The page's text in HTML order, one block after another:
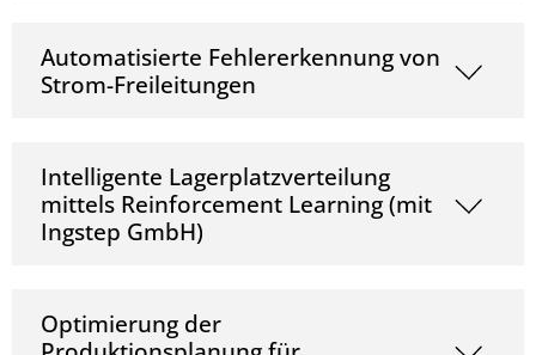
Automatisierte Fehlererkennung von
Strom-Freileitungen
Intelligente Lagerplatzverteilung
mittels Reinforcement Learning (mit
Ingstep GmbH)
Optimierung der